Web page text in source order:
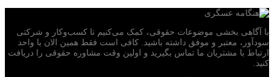
با آگاهی بخشی موضوعات حقوقی، کمک می‌‎کنیم تا کسب‌وکار و شرکتی
سودآور، معتبر و موفق داشته باشید. کافی است فقط همین الان با واحد
ارتباط با مشتریان ما تماس بگیرید و اولین وقت مشاوره حقوقی را دریافت
کنید.